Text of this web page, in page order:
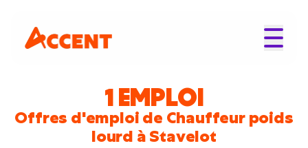
1 EMPLOI
Offres d'emploi de Chauffeur poids
lourd à Stavelot